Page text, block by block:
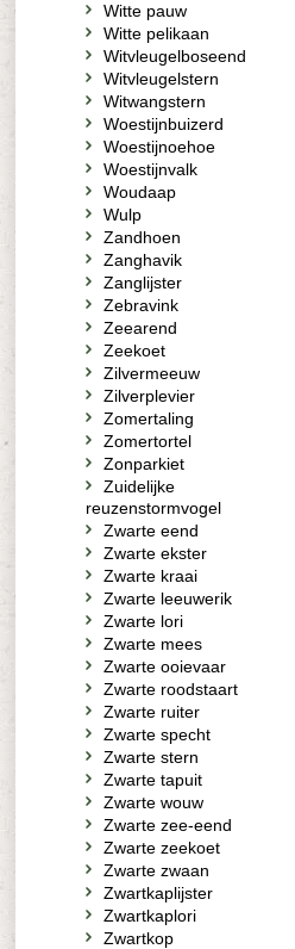
Witte pauw
Witte pelikaan
Witvleugelboseend
Witvleugelstern
Witwangstern
Woestijnbuizerd
Woestijnoehoe
Woestijnvalk
Woudaap
Wulp
Zandhoen
Zanghavik
Zanglijster
Zebravink
Zeearend
Zeekoet
Zilvermeeuw
Zilverplevier
Zomertaling
Zomertortel
Zonparkiet
Zuidelijke
reuzenstormvogel
Zwarte eend
Zwarte ekster
Zwarte kraai
Zwarte leeuwerik
Zwarte lori
Zwarte mees
Zwarte ooievaar
Zwarte roodstaart
Zwarte ruiter
Zwarte specht
Zwarte stern
Zwarte tapuit
Zwarte wouw
Zwarte zee-eend
Zwarte zeekoet
Zwarte zwaan
Zwartkaplijster
Zwartkaplori
Zwartkop